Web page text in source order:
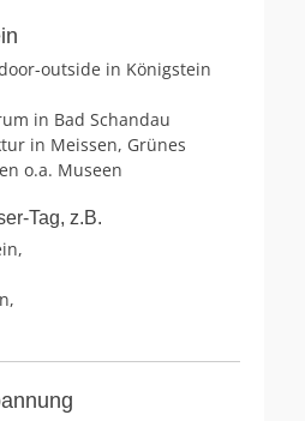
outside in Königstein
in Bad Schandau
in Meissen, Grünes
o.a. Museen
Tag, z.B.